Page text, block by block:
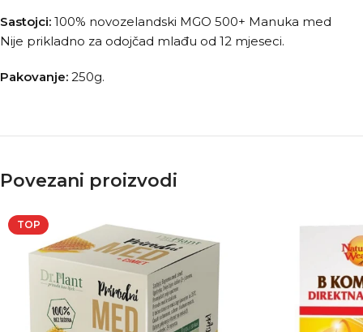
Sastojci: 100% novozelandski MGO 500+ Manuka med
Nije prikladno za odojčad mlađu od 12 mjeseci.
Pakovanje: 250g.
Povezani proizvodi
TOP